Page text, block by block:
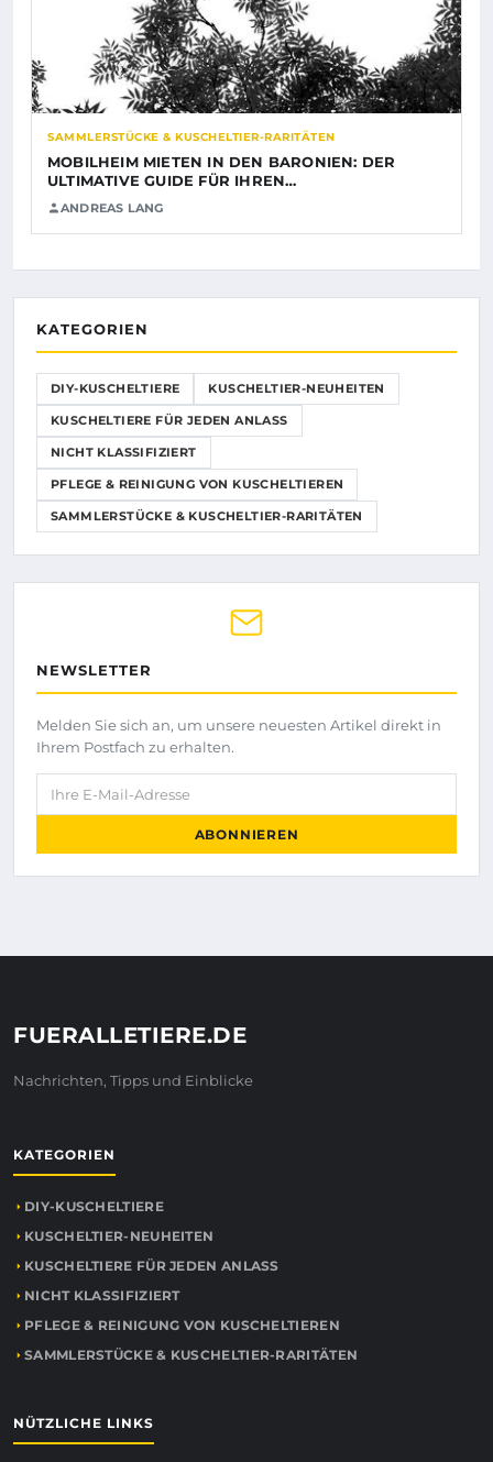
SAMMLERSTÜCKE & KUSCHELTIER-RARITÄTEN
MOBILHEIM MIETEN IN DEN BARONIEN: DER
ULTIMATIVE GUIDE FÜR IHREN…
ANDREAS LANG
KATEGORIEN
DIY-KUSCHELTIERE KUSCHELTIER-NEUHEITEN
KUSCHELTIERE FÜR JEDEN ANLASS
NICHT KLASSIFIZIERT
PFLEGE & REINIGUNG VON KUSCHELTIEREN
SAMMLERSTÜCKE & KUSCHELTIER-RARITÄTEN
NEWSLETTER
Melden Sie sich an, um unsere neuesten Artikel direkt in
Ihrem Postfach zu erhalten.
Ihre E-Mail-Adresse
ABONNIEREN
FUERALLETIERE.DE
Nachrichten, Tipps und Einblicke
KATEGORIEN
DIY-KUSCHELTIERE
KUSCHELTIER-NEUHEITEN
KUSCHELTIERE FÜR JEDEN ANLASS
NICHT KLASSIFIZIERT
PFLEGE & REINIGUNG VON KUSCHELTIEREN
SAMMLERSTÜCKE & KUSCHELTIER-RARITÄTEN
NÜTZLICHE LINKS